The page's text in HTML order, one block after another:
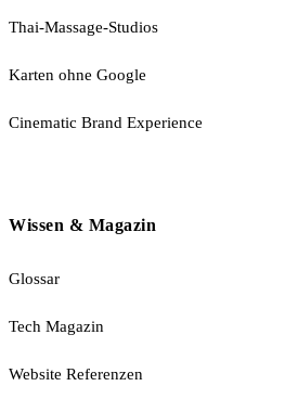
Thai-Massage-Studios
Karten ohne Google
Cinematic Brand Experience
Wissen & Magazin
Glossar
Tech Magazin
Website Referenzen